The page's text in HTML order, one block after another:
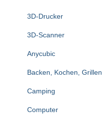
3D-Drucker
3D-Scanner
Anycubic
Backen, Kochen, Grillen
Camping
Computer